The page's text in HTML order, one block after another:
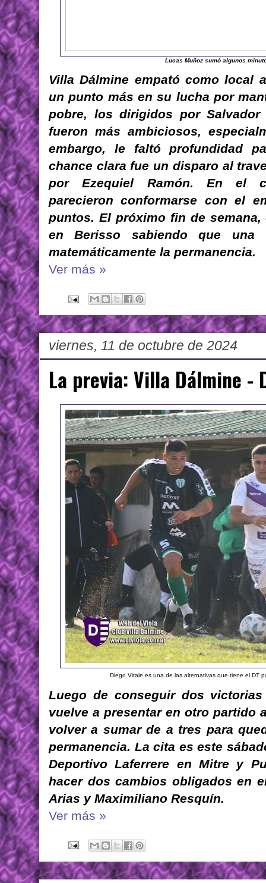
Lucas Muñoz sumó algunos
Villa Dálmine empató como local
un punto más en su lucha por
pobre, los dirigidos por
fueron más ambiciosos,
embargo, le faltó profundidad
chance clara fue un disparo al
por Ezequiel Ramón. En el
parecieron conformarse con el
puntos. El próximo fin de
en Berisso sabiendo que una
matemáticamente la permanencia.
Ver más »
viernes, 11 de octubre de 2024
La previa: Villa Dálmine -
Diego Vitale es una de las alternativas que tiene el DT
Luego de conseguir dos
vuelve a presentar en otro partido
volver a sumar de a tres para
permanencia. La cita es este
Deportivo Laferrere en Mitre y
hacer dos cambios obligados en
Arias y Maximiliano Resquín.
Ver más »